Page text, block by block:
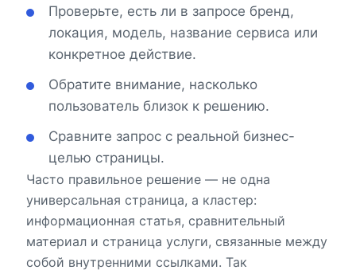
Проверьте, есть ли в запросе бренд,
локация, модель, название сервиса или
конкретное действие.
Обратите внимание, насколько
пользователь близок к решению.
Сравните запрос с реальной бизнес-
целью страницы.
Часто правильное решение — не одна
универсальная страница, а кластер:
информационная статья, сравнительный
материал и страница услуги, связанные между
собой внутренними ссылками. Так